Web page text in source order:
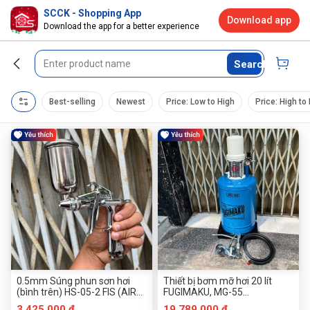
Search
Best-selling Newest Price: Low to High Price: High to
0.5mm Súng phun sơn hơi
(bình trên) HS-05-2 FIS (AIR
SPRAY GUN)
Thiết bị bơm mỡ hơi 20 lít
FUGIMAKU, MG-55
(Pneumatic Grease Pump
SCCK - Shopping App
Download the app for a better experience
Download app